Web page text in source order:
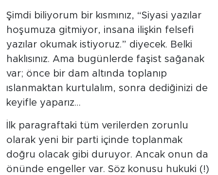
Şimdi biliyorum bir kısmınız, “Siyasi yazılar
hoşumuza gitmiyor, insana ilişkin felsefi
yazılar okumak istiyoruz.” diyecek. Belki
haklısınız. Ama bugünlerde faşist sağanak
var; önce bir dam altında toplanıp
ıslanmaktan kurtulalım, sonra dediğinizi de
keyifle yaparız…
İlk paragraftaki tüm verilerden zorunlu
olarak yeni bir parti içinde toplanmak
doğru olacak gibi duruyor. Ancak onun da
önünde engeller var. Söz konusu hukuki (!)